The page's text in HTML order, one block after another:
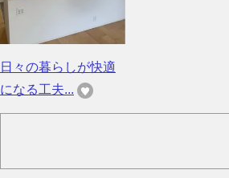
日々の暮らしが快適
になる工夫...